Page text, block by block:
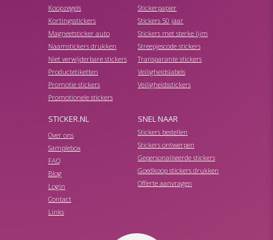
Koopzegels
Kortingsstickers
Magneetsticker auto
Naamstickers drukken
Niet verwijderbare stickers
Productetiketten
Promotie stickers
Promotionele stickers
Stickerpapier
Stickers 50 jaar
Stickers met sterke lijm
Streepjescode stickers
Transparante stickers
Veiligheidslabels
Veiligheidsstickers
STICKER.NL
Over ons
Samplebox
FAQ
Blog
Login
Contact
Links
SNEL NAAR
Stickers bestellen
Stickers ontwerpen
Gepersonaliseerde stickers
Goedkoop stickers drukken
Offerte aanvragen